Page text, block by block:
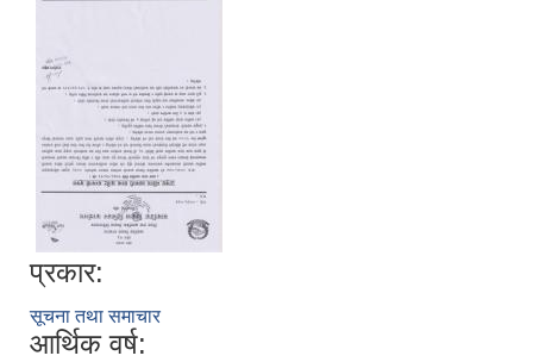
प्रकार:
सूचना तथा समाचार
आर्थिक वर्ष: